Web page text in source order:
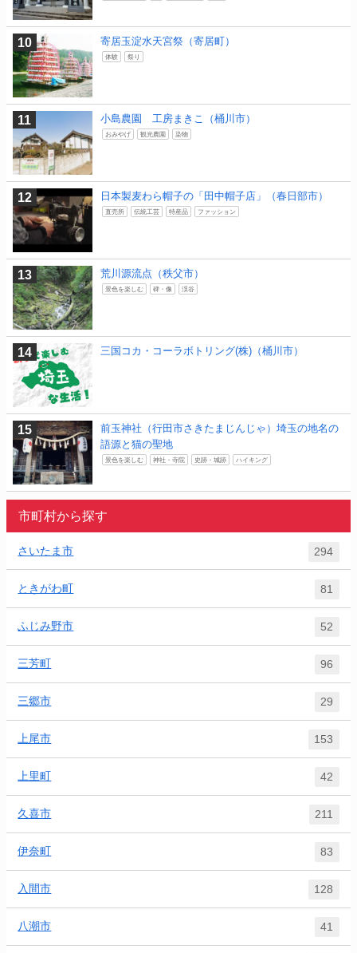
寄居玉淀水天宮祭（寄居町）
体験 祭り
小島農園 工房まきこ（桶川市）
おみやげ 観光農園 染物
日本製麦わら帽子の「田中帽子店」（春日部市）
直売所 伝統工芸 特産品 ファッション
荒川源流点（秩父市）
景色を楽しむ 碑・像 渓谷
三国コカ・コーラボトリング(株)（桶川市）
前玉神社（行田市さきたまじんじゃ）埼玉の地名の
語源と猫の聖地
景色を楽しむ 神社・寺院 史跡・城跡 ハイキング
市町村から探す
さいたま市 294
ときがわ町 81
ふじみ野市 52
三芳町 96
三郷市 29
上尾市 153
上里町 42
久喜市 211
伊奈町 83
入間市 128
八潮市 41